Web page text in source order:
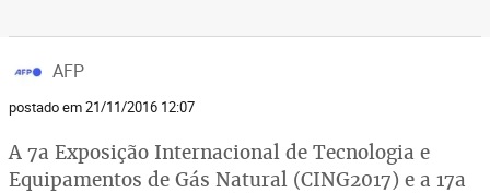
AFP
postado em 21/11/2016 12:07
A 7a Exposição Internacional de Tecnologia e
Equipamentos de Gás Natural (CING2017) e a 17a